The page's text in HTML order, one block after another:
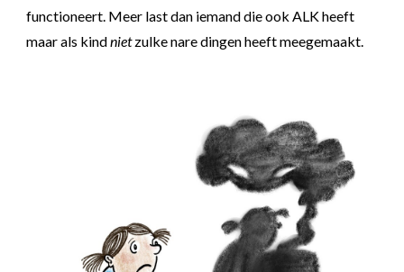
functioneert. Meer last dan iemand die ook ALK heeft
maar als kindnietzulke nare dingen heeft meegemaakt.